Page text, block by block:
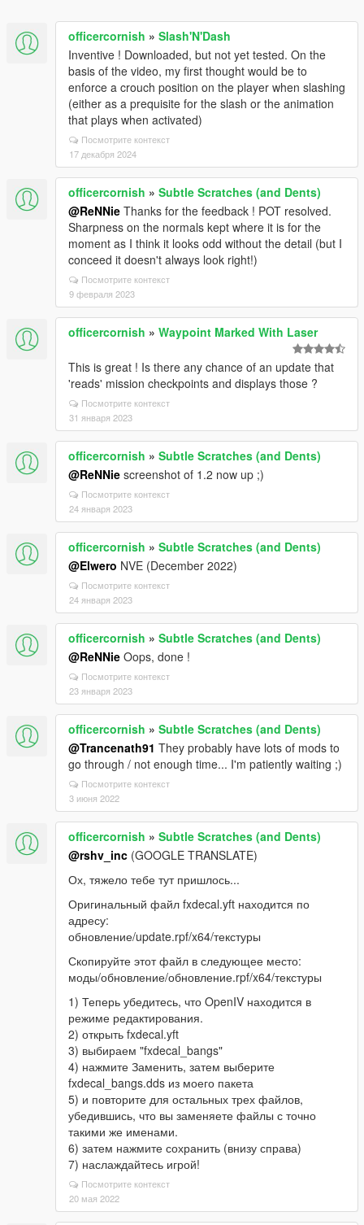
officercornish » Slash'N'Dash
Inventive ! Downloaded, but not yet tested. On the
basis of the video, my first thought would be to
enforce a crouch position on the player when slashing
(either as a prequisite for the slash or the animation
that plays when activated)
Посмотрите контекст
17 декабря 2024
officercornish » Subtle Scratches (and Dents)
@ReNNie Thanks for the feedback ! POT resolved.
Sharpness on the normals kept where it is for the
moment as I think it looks odd without the detail (but I
conceed it doesn't always look right!)
Посмотрите контекст
9 февраля 2023
officercornish » Waypoint Marked With Laser
This is great ! Is there any chance of an update that
'reads' mission checkpoints and displays those ?
Посмотрите контекст
31 января 2023
officercornish » Subtle Scratches (and Dents)
@ReNNie screenshot of 1.2 now up ;)
Посмотрите контекст
24 января 2023
officercornish » Subtle Scratches (and Dents)
@Elwero NVE (December 2022)
Посмотрите контекст
24 января 2023
officercornish » Subtle Scratches (and Dents)
@ReNNie Oops, done !
Посмотрите контекст
23 января 2023
officercornish » Subtle Scratches (and Dents)
@Trancenath91 They probably have lots of mods to
go through / not enough time... I'm patiently waiting ;)
Посмотрите контекст
3 июня 2022
officercornish » Subtle Scratches (and Dents)
@rshv_inc (GOOGLE TRANSLATE)
Ох, тяжело тебе тут пришлось...
Оригинальный файл fxdecal.yft находится по
адресу:
обновление/update.rpf/x64/текстуры
Скопируйте этот файл в следующее место:
моды/обновление/обновление.rpf/x64/текстуры
1) Теперь убедитесь, что OpenIV находится в
режиме редактирования.
2) открыть fxdecal.yft
3) выбираем "fxdecal_bangs"
4) нажмите Заменить, затем выберите
fxdecal_bangs.dds из моего пакета
5) и повторите для остальных трех файлов,
убедившись, что вы заменяете файлы с точно
такими же именами.
6) затем нажмите сохранить (внизу справа)
7) наслаждайтесь игрой!
Посмотрите контекст
20 мая 2022